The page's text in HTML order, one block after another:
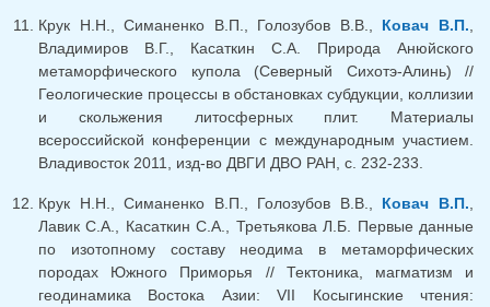
Крук Н.Н., Симаненко В.П., Голозубов В.В., Ковач В.П.
Владимиров В.Г., Касаткин С.А. Природа Анюйского
метаморфического купола (Северный Сихотэ-Алинь) //
Геологические процессы в обстановках субдукции, коллизии
и скольжения литосферных плит. Материалы
всероссийской конференции с международным участием.
Владивосток 2011, изд-во ДВГИ ДВО РАН, с. 232-233.
Крук Н.Н., Симаненко В.П., Голозубов В.В., Ковач В.П.
Лавик С.А., Касаткин С.А., Третьякова Л.Б. Первые данные
по изотопному составу неодима в метаморфических
породах Южного Приморья // Тектоника, магматизм и
геодинамика Востока Азии: VII Косыгинские чтения: